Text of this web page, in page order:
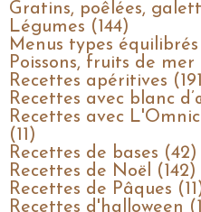
Gratins, poêlées,
Légumes (144)
Menus types
Poissons, fruits de mer
Recettes apéritives
Recettes avec blanc
Recettes avec
(11)
Recettes de bases (42)
Recettes de Noël (142)
Recettes de Pâques
Recettes d'halloween